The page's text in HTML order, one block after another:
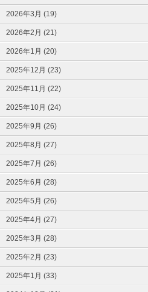
2026年3月 (19)
2026年2月 (21)
2026年1月 (20)
2025年12月 (23)
2025年11月 (22)
2025年10月 (24)
2025年9月 (26)
2025年8月 (27)
2025年7月 (26)
2025年6月 (28)
2025年5月 (26)
2025年4月 (27)
2025年3月 (28)
2025年2月 (23)
2025年1月 (33)